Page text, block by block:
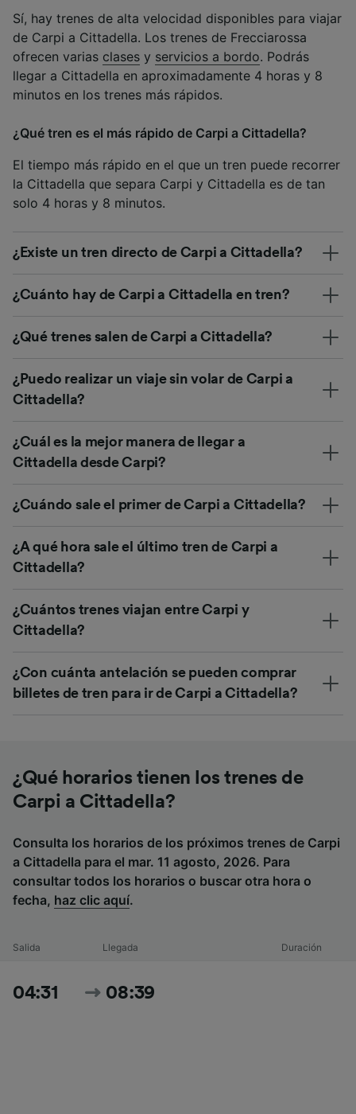
Sí, hay trenes de alta velocidad disponibles para viajar
de Carpi a Cittadella. Los trenes de Frecciarossa
ofrecen varias clases y servicios a bordo. Podrás
llegar a Cittadella en aproximadamente 4 horas y 8
minutos en los trenes más rápidos.
¿Qué tren es el más rápido de Carpi a Cittadella?
El tiempo más rápido en el que un tren puede recorrer
la Cittadella que separa Carpi y Cittadella es de tan
solo 4 horas y 8 minutos.
¿Existe un tren directo de Carpi a Cittadella?
¿Cuánto hay de Carpi a Cittadella en tren?
¿Qué trenes salen de Carpi a Cittadella?
¿Puedo realizar un viaje sin volar de Carpi a
Cittadella?
¿Cuál es la mejor manera de llegar a
Cittadella desde Carpi?
¿Cuándo sale el primer de Carpi a Cittadella?
¿A qué hora sale el último tren de Carpi a
Cittadella?
¿Cuántos trenes viajan entre Carpi y
Cittadella?
¿Con cuánta antelación se pueden comprar
billetes de tren para ir de Carpi a Cittadella?
¿Qué horarios tienen los trenes de
Carpi a Cittadella?
Consulta los horarios de los próximos trenes de Carpi
a Cittadella para el mar. 11 agosto, 2026. Para
consultar todos los horarios o buscar otra hora o
fecha, haz clic aquí.
Salida Llegada Duración
04:31 08:39